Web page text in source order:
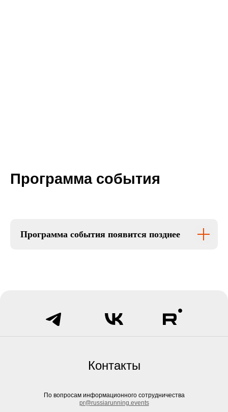
Программа события
Программа события появится позднее
Контакты
По вопросам информационного сотрудничества
pr@russiarunning.events